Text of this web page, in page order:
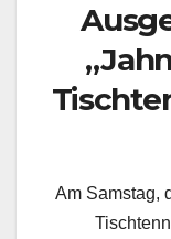
Am Samstag,